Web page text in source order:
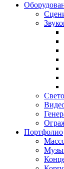
Портфолио